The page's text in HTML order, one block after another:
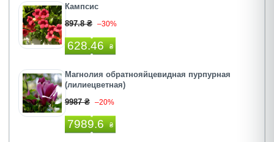
Кампсис
897.8 ₴ –30%
628.46 ₴
Магнолия обратнояйцевидная пурпурная
(лилиецветная)
9987 ₴ –20%
7989.6 ₴